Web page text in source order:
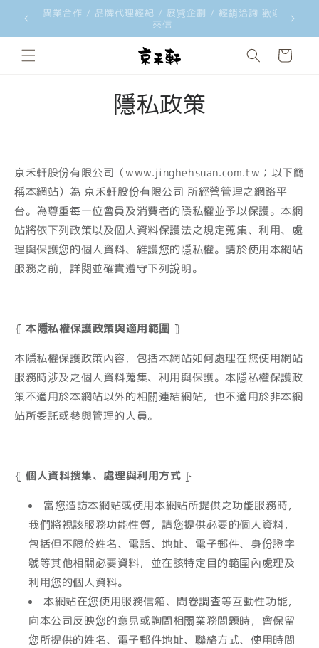
跳至內容
韓國文創品牌 ggaggong 台灣獨家總代理 歡迎經銷合
作洽詢
韓國文
購
物
隱私政策
京禾軒股份有限公司（www.jinghehsuan.com.tw；以下簡
稱本網站）為 京禾軒股份有限公司 所經營管理之網路平
台。為尊重每一位會員及消費者的隱私權並予以保護。本網
站將依下列政策以及個人資料保護法之規定蒐集、利用、處
理與保護您的個人資料、維護您的隱私權。請於使用本網站
服務之前，詳閱並確實遵守下列說明。
⦃本隱私權保護政策與適用範圍 ⦄
本隱私權保護政策內容，包括本網站如何處理在您使用網站
服務時涉及之個人資料蒐集、利用與保護。本隱私權保護政
策不適用於本網站以外的相關連結網站，也不適用於非本網
站所委託或參與管理的人員。
⦃個人資料搜集、處理與利用方式 ⦄
當您造訪本網站或使用本網站所提供之功能服務時，
我們將視該服務功能性質，請您提供必要的個人資料，
包括但不限於姓名、電話、地址、電子郵件、身份證字
號等其他相關必要資料，並在該特定目的範圍內處理及
利用您的個人資料。
本網站在您使用服務信箱、問卷調查等互動性功能，
向本公司反映您的意見或詢問相關業務問題時，會保留
您所提供的姓名、電子郵件地址、聯絡方式、使用時間